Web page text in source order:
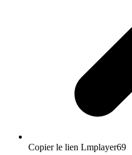
Copier le lien Lmplayer69